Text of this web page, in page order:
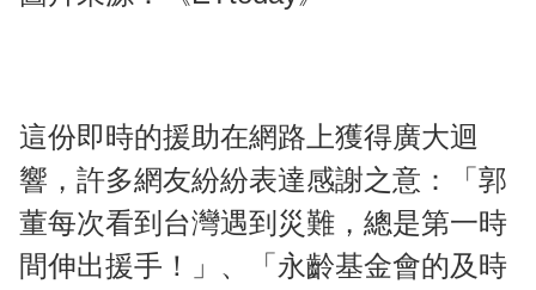
這份即時的援助在網路上獲得廣大迴
響，許多網友紛紛表達感謝之意：「郭
董每次看到台灣遇到災難，總是第一時
間伸出援手！」、「永齡基金會的及時